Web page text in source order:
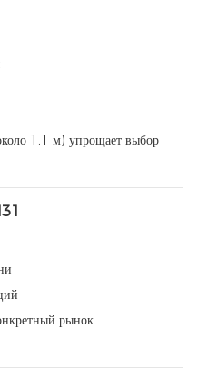
1,1 м) упрощает выбор
рынок